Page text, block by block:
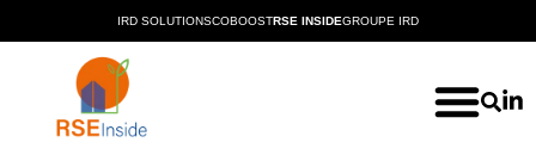
IRD SOLUTIONSCOBOOSTRSE INSIDEGROUPE IRD